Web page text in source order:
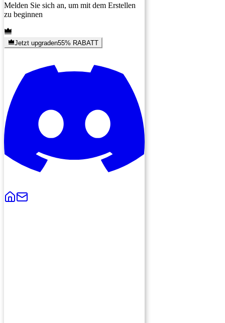
Melden Sie sich an, um mit dem Erstellen
zu beginnen
Jetzt upgraden55% RABATT